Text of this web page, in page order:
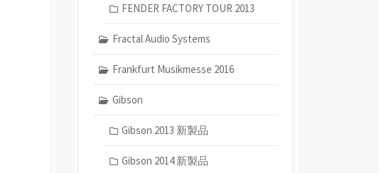
FENDER FACTORY TOUR 2013
Fractal Audio Systems
Frankfurt Musikmesse 2016
Gibson
Gibson 2013 新製品
Gibson 2014 新製品